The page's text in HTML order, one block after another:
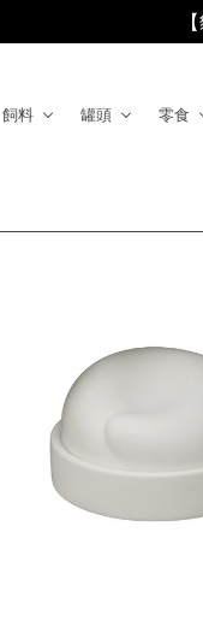
飼料 罐頭 零食